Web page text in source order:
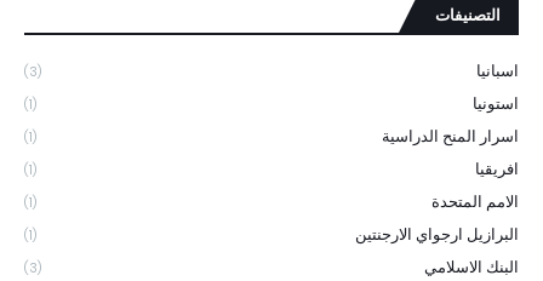
التصنيفات
اسبانيا (3)
استونيا (1)
اسرار المنح الدراسية (1)
افريقيا (1)
الامم المتحدة (1)
البرازيل ارجواي الارجنتين (1)
البنك الاسلامي (3)